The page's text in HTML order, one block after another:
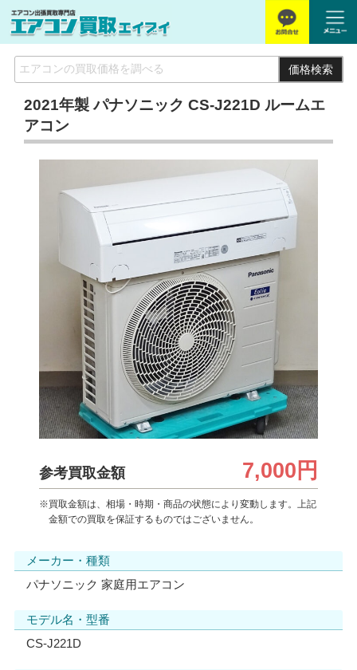
価格検索
2021年製 パナソニック CS-J221D ルームエ
アコン
参考買取金額 7,000円
※買取金額は、相場・時期・商品の状態により変動します。上記
金額での買取を保証するものではございません。
メーカー・種類
パナソニック 家庭用エアコン
モデル名・型番
CS-J221D